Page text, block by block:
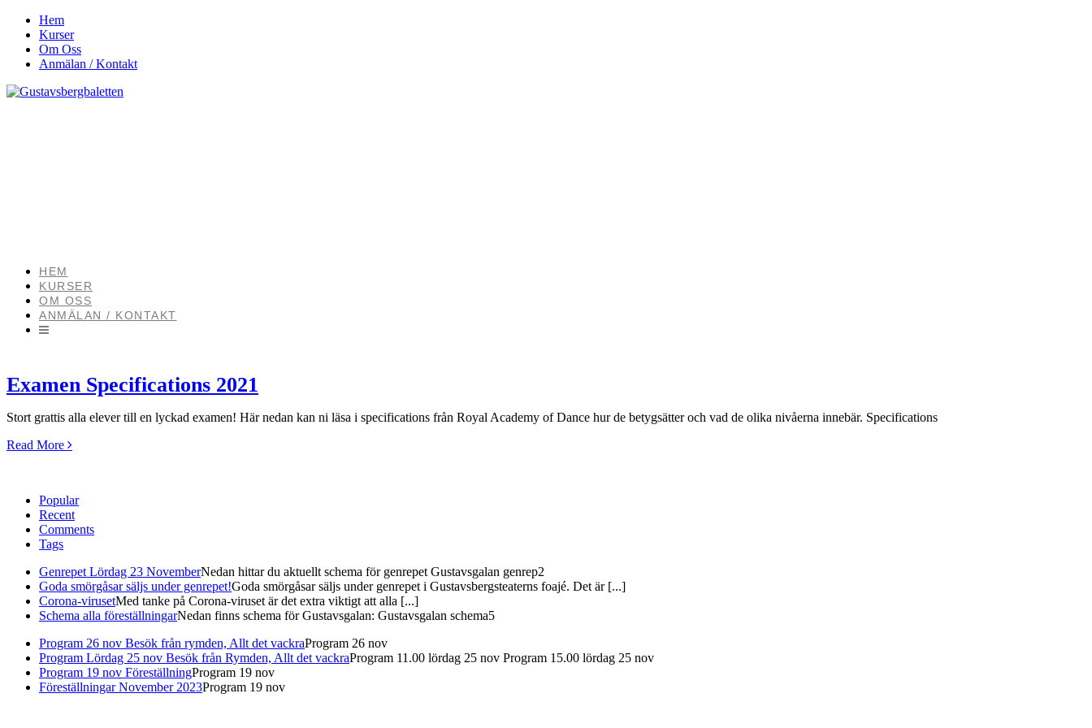
Hem
Kurser
Om Oss
Anmälan / Kontakt
HEM
KURSER
OM OSS
ANMÄLAN / KONTAKT
Examen Specifications 2021
Stort grattis alla elever till en lyckad examen! Här nedan kan ni läsa i specifications från Royal Academy of Dance hur de betygsätter och vad de olika nivåerna innebär. Specifications
Read More
Popular
Recent
Comments
Tags
Genrepet Lördag 23 NovemberNedan hittar du aktuellt schema för genrepet Gustavsgalan genrep2
Goda smörgåsar säljs under genrepet!Goda smörgåsar säljs under genrepet i Gustavsbergsteaterns foajé. Det är [...]
Corona-virusetMed tanke på Corona-viruset är det extra viktigt att alla [...]
Schema alla föreställningarNedan finns schema för Gustavsgalan: Gustavsgalan schema5
Program 26 nov Besök från rymden, Allt det vackraProgram 26 nov
Program Lördag 25 nov Besök från Rymden, Allt det vackraProgram 11.00 lördag 25 nov Program 15.00 lördag 25 nov
Program 19 nov FöreställningProgram 19 nov
Föreställningar November 2023Program 19 nov